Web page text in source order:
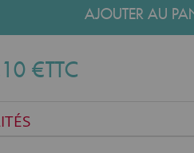
AJOUTER AU
10 €TTC